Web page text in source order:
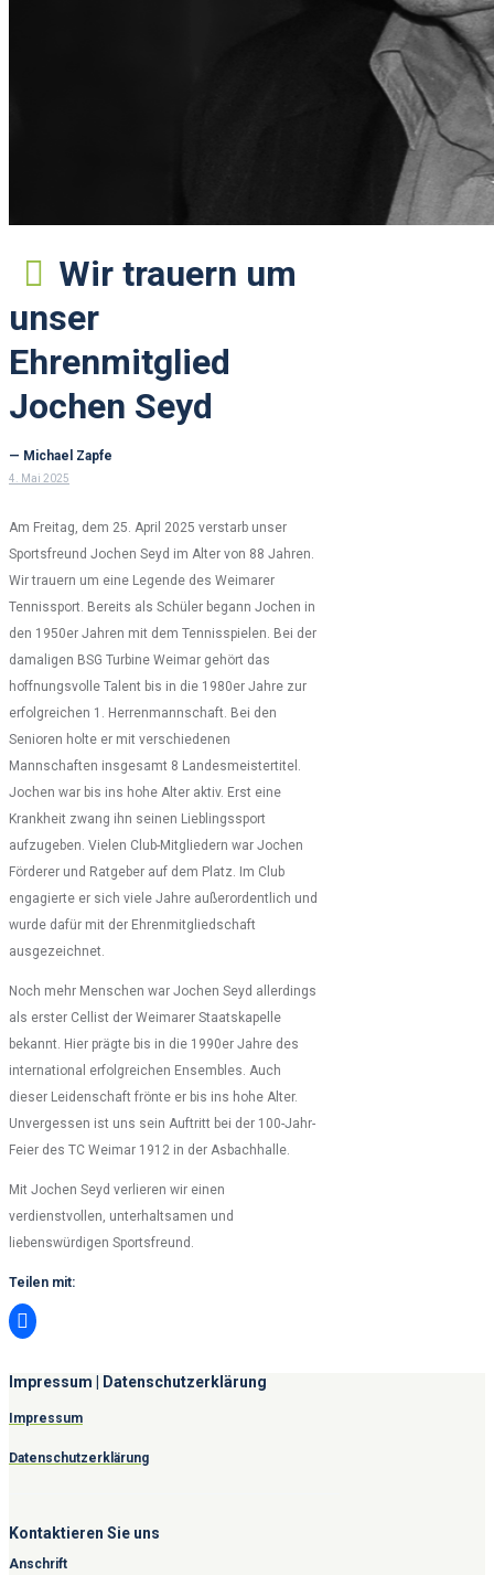
Wir trauern um
unser
Ehrenmitglied
Jochen Seyd
— Michael Zapfe
4. Mai 2025
Am Freitag, dem 25. April 2025 verstarb unser
Sportsfreund Jochen Seyd im Alter von 88 Jahren.
Wir trauern um eine Legende des Weimarer
Tennissport. Bereits als Schüler begann Jochen in
den 1950er Jahren mit dem Tennisspielen. Bei der
damaligen BSG Turbine Weimar gehört das
hoffnungsvolle Talent bis in die 1980er Jahre zur
erfolgreichen 1. Herrenmannschaft. Bei den
Senioren holte er mit verschiedenen
Mannschaften insgesamt 8 Landesmeistertitel.
Jochen war bis ins hohe Alter aktiv. Erst eine
Krankheit zwang ihn seinen Lieblingssport
aufzugeben. Vielen Club-Mitgliedern war Jochen
Förderer und Ratgeber auf dem Platz. Im Club
engagierte er sich viele Jahre außerordentlich und
wurde dafür mit der Ehrenmitgliedschaft
ausgezeichnet.
Noch mehr Menschen war Jochen Seyd allerdings
als erster Cellist der Weimarer Staatskapelle
bekannt. Hier prägte bis in die 1990er Jahre des
international erfolgreichen Ensembles. Auch
dieser Leidenschaft frönte er bis ins hohe Alter.
Unvergessen ist uns sein Auftritt bei der 100-Jahr-
Feier des TC Weimar 1912 in der Asbachhalle.
Mit Jochen Seyd verlieren wir einen
verdienstvollen, unterhaltsamen und
liebenswürdigen Sportsfreund.
Teilen mit:
Impressum | Datenschutzerklärung
Impressum
Datenschutzerklärung
Kontaktieren Sie uns
Anschrift